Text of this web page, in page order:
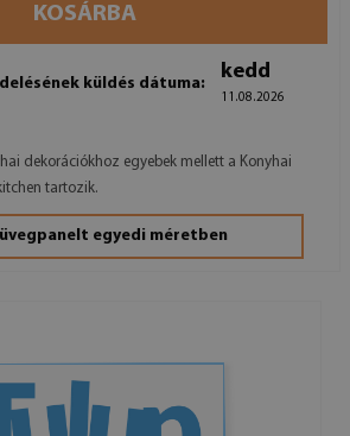
KOSÁRBA
küldés dátuma:
kedd
11.08.2026
dekorációkhoz egyebek mellett a Konyhai
tartozik.
egyedi méretben